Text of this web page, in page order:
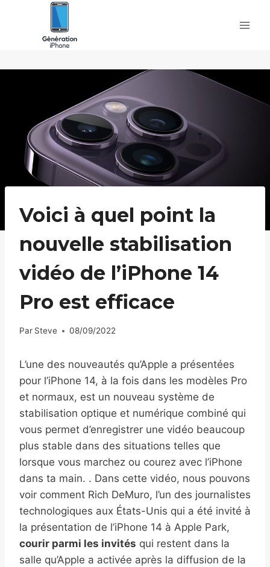
Voici à quel point la
nouvelle stabilisation
vidéo de l’iPhone 14
Pro est efficace
Par Steve 08/09/2022
L’une des nouveautés qu’Apple a présentées
pour l’iPhone 14, à la fois dans les modèles Pro
et normaux, est un nouveau système de
stabilisation optique et numérique combiné qui
vous permet d’enregistrer une vidéo beaucoup
plus stable dans des situations telles que
lorsque vous marchez ou courez avec l’iPhone
dans ta main. . Dans cette vidéo, nous pouvons
voir comment Rich DeMuro, l’un des journalistes
technologiques aux États-Unis qui a été invité à
la présentation de l’iPhone 14 à Apple Park,
courir parmi les invités qui restent dans la
salle qu’Apple a activée après la diffusion de la